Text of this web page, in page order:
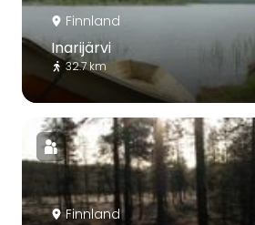
Finnland
Inarijärvi
32.7 km
Finnland